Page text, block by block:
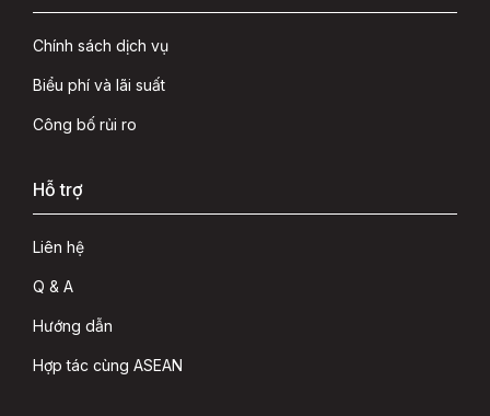
Chính sách dịch vụ
Biểu phí và lãi suất
Công bố rủi ro
Hỗ trợ
Liên hệ
Q & A
Hướng dẫn
Hợp tác cùng ASEAN